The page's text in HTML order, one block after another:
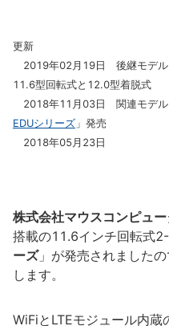
更新
2019年02月19日 後継モデル
11.6型回転式と12.0型着脱式
2018年11月03日 関連モデル
EDUシリーズ 」発売
2018年05月23日
株式会社マウスコンピュ
搭載の11.6インチ回転式
ーズ」が発売されました
します。
WiFiとLTEモジュール内